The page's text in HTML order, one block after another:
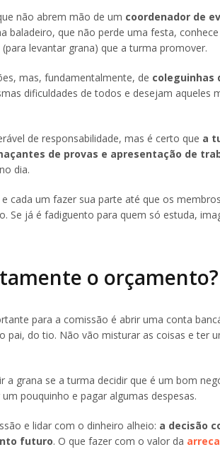
não abrem mão de um coordenador de
baladeiro, que não perde uma festa,
levantar grana) que a turma promover.
mas, fundamentalmente, de coleguinhas
dificuldades de todos e desejam aqueles
de responsabilidade, mas é certo que a
de provas e apresentação de
dia.
cada um fazer sua parte até que os
Se já é fadiguento para quem só estuda,
o orçamento?
para a comissão é abrir uma conta
pai, do tio. Não vão misturar as coisas e ter
a grana se a turma decidir que é um bom
pouquinho e pagar algumas despesas.
e lidar com o dinheiro alheio: a decisão
futuro. O que fazer com o valor da